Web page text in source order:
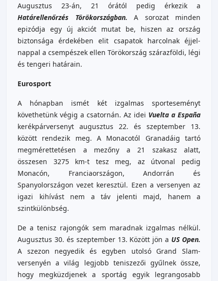
Augusztus 23-án, 21 órától pedig érkezik a
Határellenőrzés Törökországban. A sorozat minden
epizódja egy új akciót mutat be, hiszen az ország
biztonsága érdekében elit csapatok harcolnak éjjel-
nappal a csempészek ellen Törökország szárazföldi, légi
és tengeri határain.
Eurosport
A hónapban ismét két izgalmas sporteseményt
követhetünk végig a csatornán. Az idei Vuelta a España
kerékpárversenyt augusztus 22. és szeptember 13.
között rendezik meg. A Monacotól Granadáig tartó
megmérettetésen a mezőny a 21 szakasz alatt,
összesen 3275 km-t tesz meg, az útvonal pedig
Monacón, Franciaországon, Andorrán és
Spanyolországon vezet keresztül. Ezen a versenyen az
igazi kihívást nem a táv jelenti majd, hanem a
szintkülönbség.
De a tenisz rajongók sem maradnak izgalmas nélkül.
Augusztus 30. és szeptember 13. Között jön a US Open.
A szezon negyedik és egyben utolsó Grand Slam-
versenyén a világ legjobb teniszezői gyűlnek össze,
hogy megküzdjenek a sportág egyik legrangosabb